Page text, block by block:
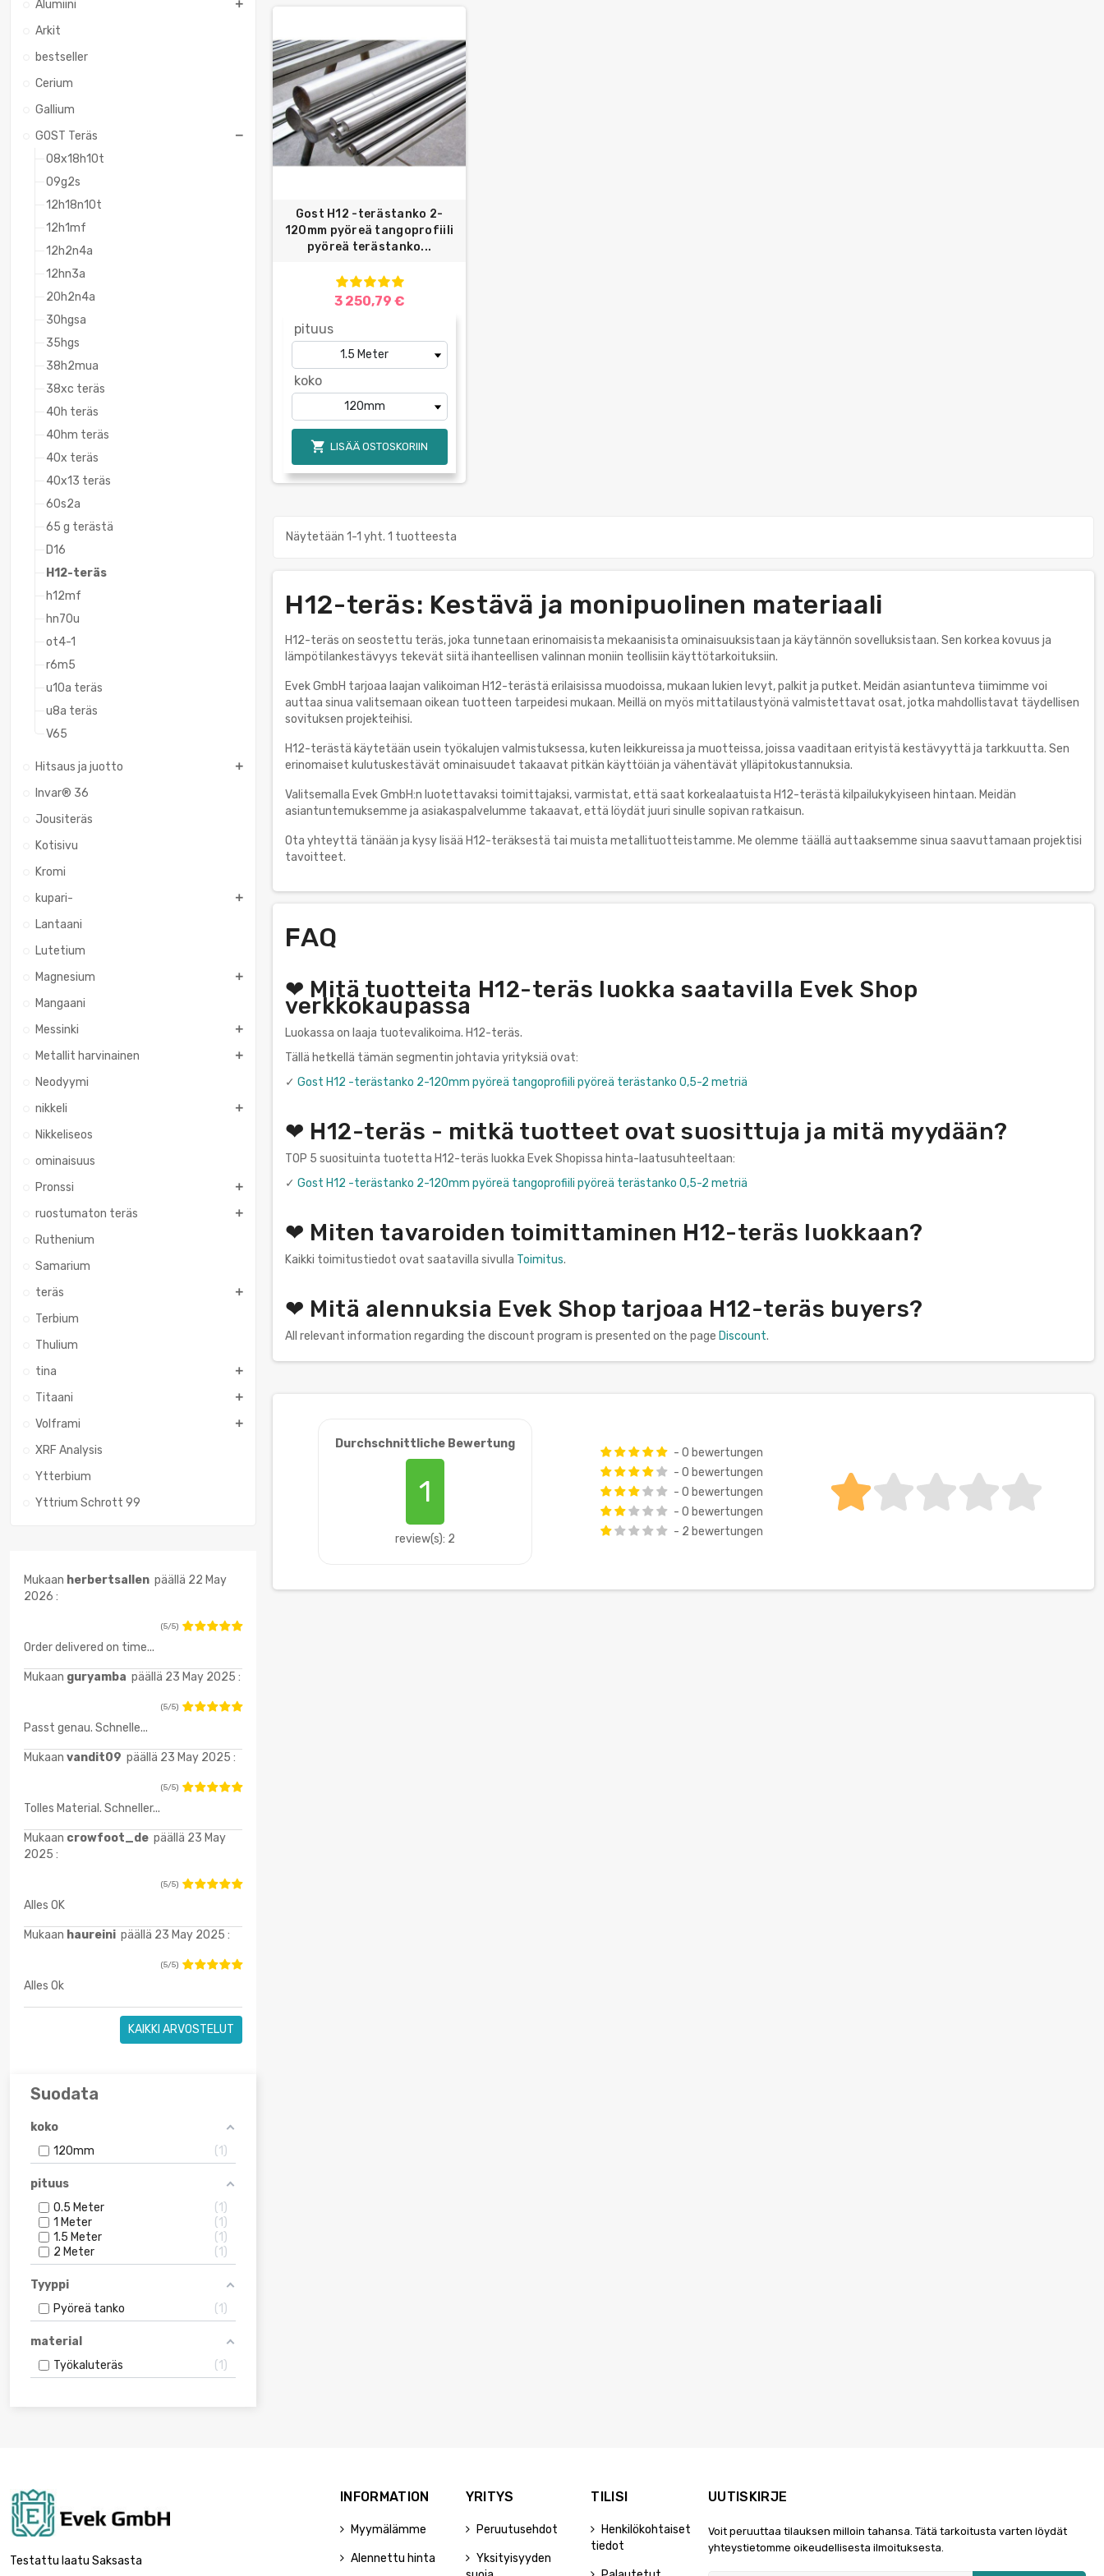
Alumiini
Arkit
bestseller
Cerium
Gallium
GOST Teräs
08x18h10t
09g2s
12h18n10t
12h1mf
12h2n4a
12hn3a
20h2n4a
30hgsa
35hgs
38h2mua
38xc teräs
40h teräs
40hm teräs
40x teräs
40x13 teräs
60s2a
65 g terästä
D16
H12-teräs
h12mf
hn70u
ot4-1
r6m5
u10a teräs
u8a teräs
V65
Hitsaus ja juotto
Invar® 36
Jousiteräs
Kotisivu
Kromi
kupari-
Lantaani
Lutetium
Magnesium
Mangaani
Messinki
Metallit harvinainen
Neodyymi
nikkeli
Nikkeliseos
ominaisuus
Pronssi
ruostumaton teräs
Ruthenium
Samarium
teräs
Terbium
Thulium
tina
Titaani
Volframi
XRF Analysis
Ytterbium
Yttrium Schrott 99
Mukaan herbertsallen päällä 22 May
2026 :
(5/5)
Order delivered on time...
Mukaan guryamba päällä 23 May 2025 :
(5/5)
Passt genau. Schnelle...
Mukaan vandit09 päällä 23 May 2025 :
(5/5)
Tolles Material. Schneller...
Mukaan crowfoot_de päällä 23 May
2025 :
(5/5)
Alles OK
Mukaan haureini päällä 23 May 2025 :
(5/5)
Alles Ok
KAIKKI ARVOSTELUT
Suodata
koko
120mm
1
pituus
0.5 Meter
1
1 Meter
1
1.5 Meter
1
2 Meter
1
Tyyppi
Pyöreä tanko
1
material
Työkaluteräs
1
Gost H12 -terästanko 2-
120mm pyöreä tangoprofiili
pyöreä terästanko...
3 250,79 €
pituus
koko
 LISÄÄ OSTOSKORIIN
Näytetään 1-1 yht. 1 tuotteesta
H12-teräs: Kestävä ja monipuolinen materiaali
H12-teräs on seostettu teräs, joka tunnetaan erinomaisista mekaanisista ominaisuuksistaan ja käytännön sovelluksistaan. Sen korkea kovuus ja
lämpötilankestävyys tekevät siitä ihanteellisen valinnan moniin teollisiin käyttötarkoituksiin.
Evek GmbH tarjoaa laajan valikoiman H12-terästä erilaisissa muodoissa, mukaan lukien levyt, palkit ja putket. Meidän asiantunteva tiimimme voi
auttaa sinua valitsemaan oikean tuotteen tarpeidesi mukaan. Meillä on myös mittatilaustyönä valmistettavat osat, jotka mahdollistavat täydellisen
sovituksen projekteihisi.
H12-terästä käytetään usein työkalujen valmistuksessa, kuten leikkureissa ja muotteissa, joissa vaaditaan erityistä kestävyyttä ja tarkkuutta. Sen
erinomaiset kulutuskestävät ominaisuudet takaavat pitkän käyttöiän ja vähentävät ylläpitokustannuksia.
Valitsemalla Evek GmbH:n luotettavaksi toimittajaksi, varmistat, että saat korkealaatuista H12-terästä kilpailukykyiseen hintaan. Meidän
asiantuntemuksemme ja asiakaspalvelumme takaavat, että löydät juuri sinulle sopivan ratkaisun.
Ota yhteyttä tänään ja kysy lisää H12-teräksestä tai muista metallituotteistamme. Me olemme täällä auttaaksemme sinua saavuttamaan projektisi
tavoitteet.
FAQ
❤ Mitä tuotteita H12-teräs luokka saatavilla Evek Shop
verkkokaupassa
Luokassa on laaja tuotevalikoima. H12-teräs.
Tällä hetkellä tämän segmentin johtavia yrityksiä ovat:
✓ Gost H12 -terästanko 2-120mm pyöreä tangoprofiili pyöreä terästanko 0,5-2 metriä
❤ H12-teräs - mitkä tuotteet ovat suosittuja ja mitä myydään?
TOP 5 suosituinta tuotetta H12-teräs luokka Evek Shopissa hinta-laatusuhteeltaan:
✓ Gost H12 -terästanko 2-120mm pyöreä tangoprofiili pyöreä terästanko 0,5-2 metriä
❤ Miten tavaroiden toimittaminen H12-teräs luokkaan?
Kaikki toimitustiedot ovat saatavilla sivulla Toimitus.
❤ Mitä alennuksia Evek Shop tarjoaa H12-teräs buyers?
All relevant information regarding the discount program is presented on the page Discount.
Durchschnittliche Bewertung
1
review(s): 2
- 0 bewertungen
- 0 bewertungen
- 0 bewertungen
- 0 bewertungen
- 2 bewertungen
Testattu laatu Saksasta
INFORMATION
Myymälämme
Alennettu hinta
YRITYS
Peruutusehdot
Yksityisyyden
TILISI
Henkilökohtaiset
tiedot
UUTISKIRJE
Voit peruuttaa tilauksen milloin tahansa. Tätä tarkoitusta varten löydät
yhteystietomme oikeudellisesta ilmoituksesta.